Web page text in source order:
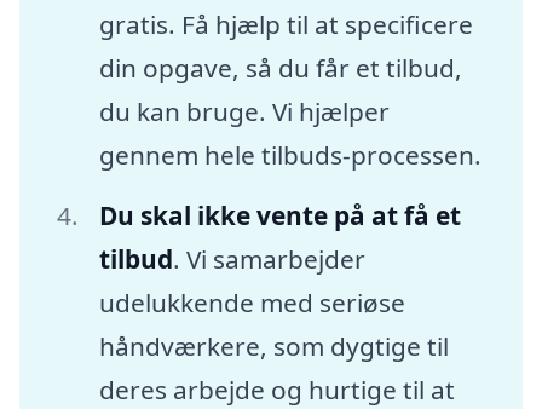
gratis. Få hjælp til at specificere
din opgave, så du får et tilbud,
du kan bruge. Vi hjælper
gennem hele tilbuds-processen.
Du skal ikke vente på at få et
tilbud. Vi samarbejder
udelukkende med seriøse
håndværkere, som dygtige til
deres arbejde og hurtige til at